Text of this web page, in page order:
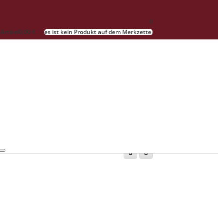
0,00 €
0
es ist kein Produkt auf dem Merkzettel